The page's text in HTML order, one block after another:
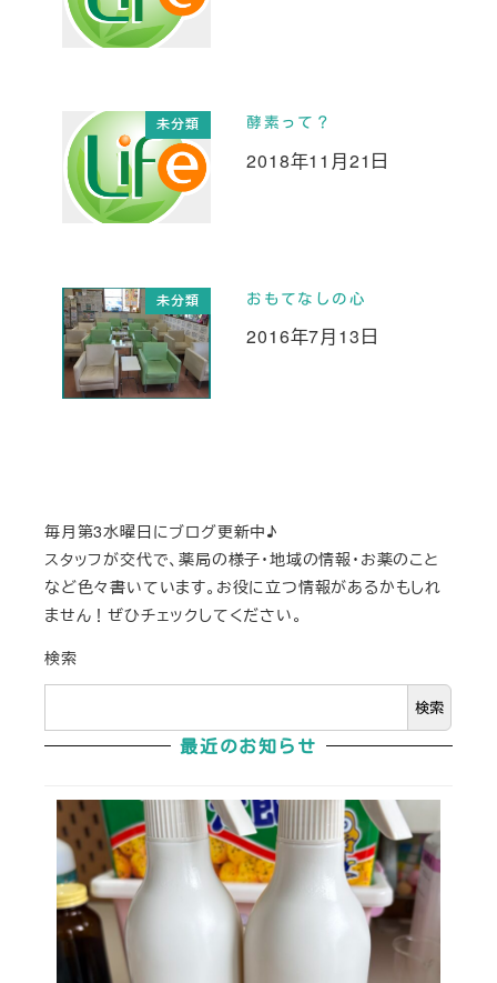
未分類 酵素って？
投稿日
2018年11月21日
未分類 おもてなしの心
投稿日
2016年7月13日
毎月第3水曜日にブログ更新中♪
スタッフが交代で、薬局の様子・地域の情報・お薬のこと
など色々書いています。お役に立つ情報があるかもしれ
ません！ぜひチェックしてください。
検索
検索
最近のお知らせ